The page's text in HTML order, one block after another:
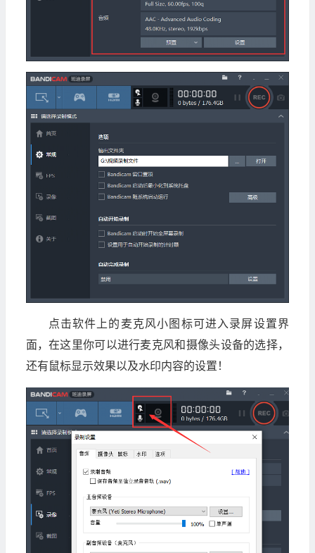
点击软件上的麦克风小图标可进入录屏设置界
面，在这里你可以进行麦克风和摄像头设备的选择，
还有鼠标显示效果以及水印内容的设置！